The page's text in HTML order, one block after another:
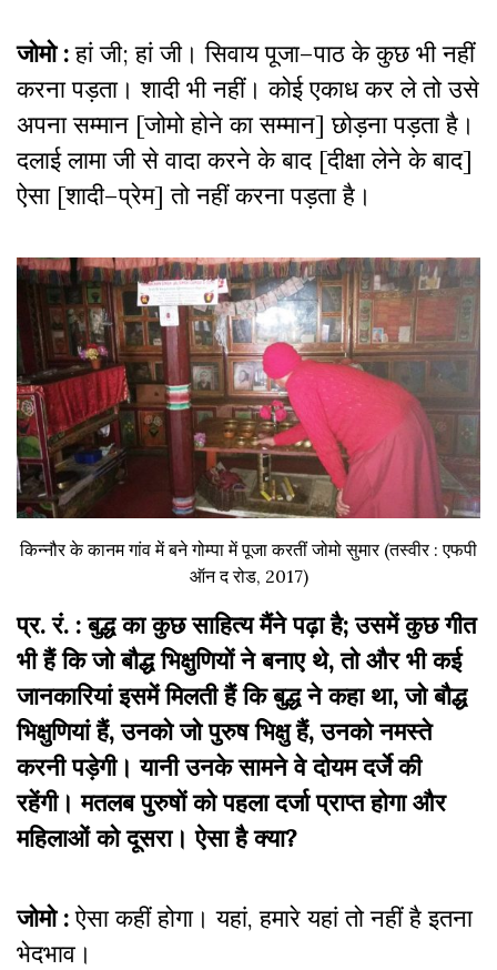
जोमो :हां जी; हां जी। सिवाय पूजा–पाठ के कुछ भी नहीं
करना पड़ता। शादी भी नहीं। कोई एकाध कर ले तो उसे
अपना सम्मान [जोमो होने का सम्मान] छोड़ना पड़ता है।
दलाई लामा जी से वादा करने के बाद [दीक्षा लेने के बाद]
ऐसा [शादी–प्रेम] तो नहीं करना पड़ता है।
किन्नौर के कानम गांव में बने गोम्पा में पूजा करतीं जोमो सुमार (तस्वीर : एफपी
ऑन द रोड, 2017)
प्र. रं. : बुद्ध का कुछ साहित्य मैंने पढ़ा है; उसमें कुछ गीत
भी हैं कि जो बौद्ध भिक्षुणियों ने बनाए थे, तो और भी कई
जानकारियां इसमें मिलती हैं कि बुद्ध ने कहा था, जो बौद्ध
भिक्षुणियां हैं, उनको जो पुरुष भिक्षु हैं, उनको नमस्ते
करनी पड़ेगी। यानी उनके सामने वे दोयम दर्जे की
रहेंगी। मतलब पुरुषों को पहला दर्जा प्राप्त होगा और
महिलाओं को दूसरा। ऐसा है क्या?
जोमो :ऐसा कहीं होगा। यहां, हमारे यहां तो नहीं है इतना
भेदभाव।